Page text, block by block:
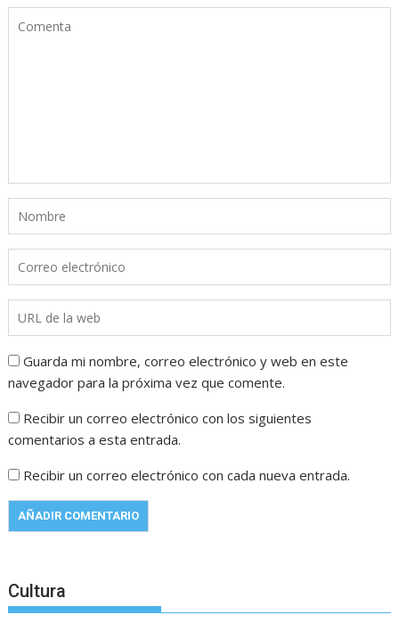
Guarda mi nombre, correo electrónico y web en este
navegador para la próxima vez que comente.
Recibir un correo electrónico con los siguientes
comentarios a esta entrada.
Recibir un correo electrónico con cada nueva entrada.
Cultura